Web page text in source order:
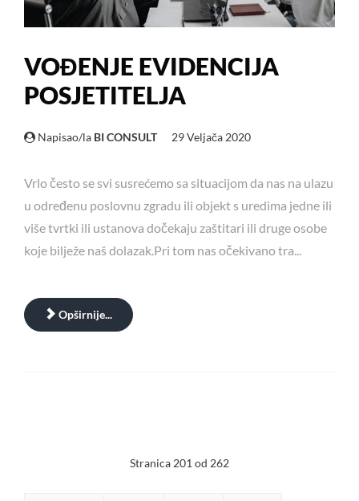
VOĐENJE EVIDENCIJA
POSJETITELJA
Napisao/la BI CONSULT 29 Veljača 2020
Vrlo često se svi susrećemo sa situacijom da nas na ulazu
u određenu poslovnu zgradu ili objekt s uredima jedne ili
više tvrtki ili ustanova dočekaju zaštitari ili druge osobe
koje bilježe naš dolazak.Pri tom nas očekivano tra...
Opširnije...
Stranica 201 od 262